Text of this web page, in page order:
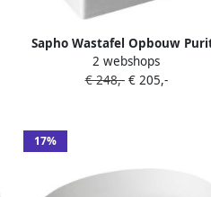
Sapho Wastafel Opbouw
Rechthoekig 50x42x11.5 cm
Keramiek Wit
2 webshops
€ 248,-€ 205,-
17%